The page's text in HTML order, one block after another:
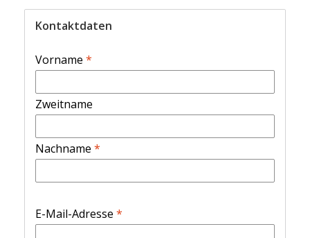
Kontaktdaten
Vorname *
Zweitname
Nachname *
E-Mail-Adresse *